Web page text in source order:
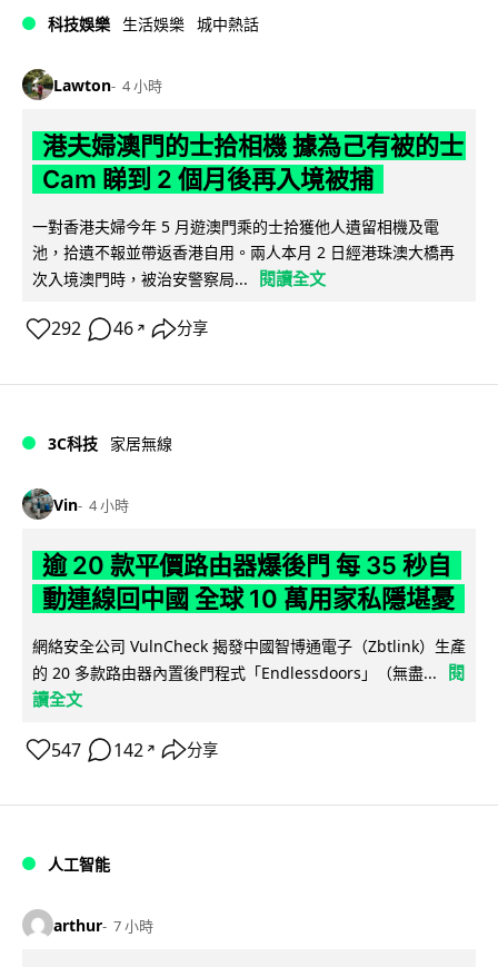
科技娛樂 生活娛樂 城中熱話
Lawton 4 小時
港夫婦澳門的士拾相機 據為己有被的士
Cam 睇到 2 個月後再入境被捕
一對香港夫婦今年 5 月遊澳門乘的士拾獲他人遺留相機及電
池，拾遺不報並帶返香港自用。兩人本月 2 日經港珠澳大橋再
次入境澳門時，被治安警察局...
閱讀全文
292 46 ↗ 分享
3C科技 家居無線
Vin 4 小時
逾 20 款平價路由器爆後門 每 35 秒自
動連線回中國 全球 10 萬用家私隱堪憂
網絡安全公司 VulnCheck 揭發中國智博通電子（Zbtlink）生產
的 20 多款路由器內置後門程式「Endlessdoors」（無盡...
閱
讀全文
547 142 ↗ 分享
人工智能
arthur 7 小時